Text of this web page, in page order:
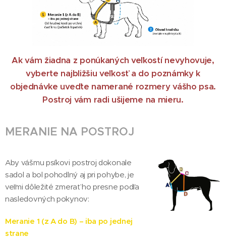
Ak vám žiadna z ponúkaných veľkostí nevyhovuje,
vyberte najbližšiu veľkosť a do poznámky k
objednávke uveďte namerané rozmery vášho psa.
Postroj vám radi ušijeme na mieru.
MERANIE NA POSTROJ
Aby vášmu psíkovi postroj dokonale
sadol a bol pohodlný aj pri pohybe, je
veľmi dôležité zmerať ho presne podľa
nasledovných pokynov:
Meranie 1 (z A do B) – iba po jednej
strane